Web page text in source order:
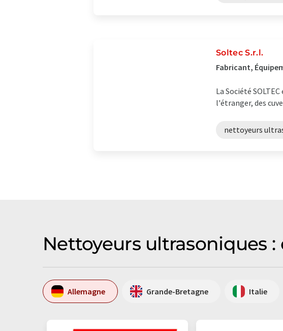
Soltec S.r.l.
Fabricant,
La Société
l'étranger, des
nettoyeurs
Nettoyeurs ultrasoniques
Allemagne Grande-Bretagne Italie